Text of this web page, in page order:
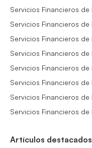
Servicios Financieros
Servicios Financieros
Servicios Financieros
Servicios Financieros
Servicios Financieros
Servicios Financieros
Servicios Financieros
Servicios Financieros
Artículos destacados